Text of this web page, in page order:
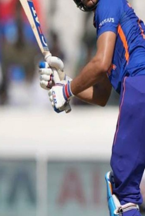
ಶ್ರೀಲಂಕಾ ವಿರುದ್ಧ ಶತಕ
ಗಿಲ್